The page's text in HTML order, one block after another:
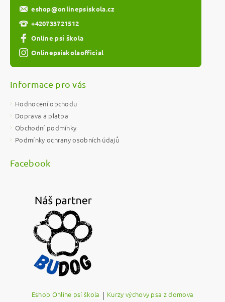
eshop@onlinepsiskola.cz
+420733721512
Online psí škola
Onlinepsiskolaofficial
Informace pro vás
Hodnocení obchodu
Doprava a platba
Obchodní podmínky
Podmínky ochrany osobních údajů
Facebook
Eshop Online psí škola | Kurzy výchovy psa z domova